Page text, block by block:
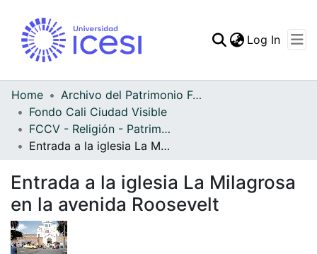
Log In
Home
Archivo del Patrimonio Fotográfico y Fílmico del Valle del Cauca
Fondo Cali Ciudad Visible
FCCV - Religión - Patrimonial
Entrada a la iglesia La Milagrosa en la avenida Roosevelt
Entrada a la iglesia La Milagrosa
en la avenida Roosevelt